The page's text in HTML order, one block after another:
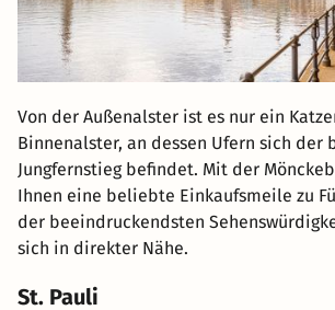
Von der Außenalster ist es nur ein
Binnenalster, an dessen Ufern sich der
Jungfernstieg befindet. Mit der
Ihnen eine beliebte Einkaufsmeile zu
der beeindruckendsten
sich in direkter Nähe.
St. Pauli